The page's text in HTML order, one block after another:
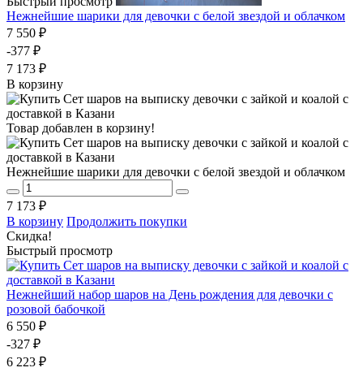
Нежнейшие шарики для девочки с белой звездой и облачком
7 550 ₽
-377 ₽
7 173 ₽
В корзину
Товар добавлен в корзину!
Нежнейшие шарики для девочки с белой звездой и облачком
7 173 ₽
В корзину Продолжить покупки
Скидка!
Быстрый просмотр
Нежнейший набор шаров на День рождения для девочки с
розовой бабочкой
6 550 ₽
-327 ₽
6 223 ₽